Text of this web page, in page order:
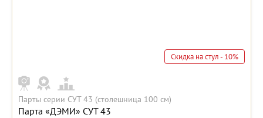
Скидка на стул - 10%
Парты серии СУТ 43 (столешница 100 см)
Парта «ДЭМИ» СУТ 43